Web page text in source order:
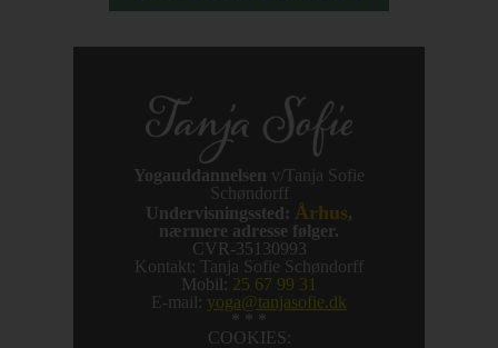
Yogauddannelsen v/Tanja Sofie
Schøndorff
Undervisningssted: Århus,
nærmere adresse følger.
CVR-35130993
Kontakt: Tanja Sofie Schøndorff
Mobil: 25 67 99 31
E-mail: yoga@tanjasofie.dk
* * *
COOKIES: